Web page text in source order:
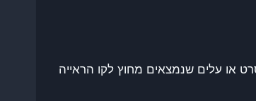
או עלים שנמצאים מחוץ לקו הראייה